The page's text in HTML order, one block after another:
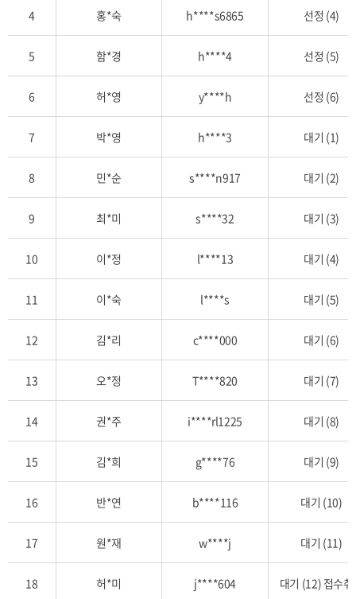
호,
청
명,
과,
첨
취
별
세
안
4 홍*숙 h****s6865 선정 (4)
5 함*경 h****4 선정 (5)
6 허*영 y****h 선정 (6)
7 박*영 h****3 대기 (1)
8 민*순 s****n917 대기 (2)
9 최*미 s****32 대기 (3)
10 이*정 l****13 대기 (4)
11 이*숙 l****s 대기 (5)
12 김*리 c****000 대기 (6)
13 오*정 T****820 대기 (7)
14 권*주 i****rl1225 대기 (8)
15 김*희 g****76 대기 (9)
16 반*연 b****116 대기 (10)
17 원*재 w****j 대기 (11)
18 허*미 j****604 대기 (12) 접수